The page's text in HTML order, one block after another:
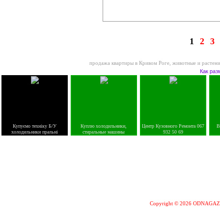
1 2 3
продажа квартиры в Кривом Роге ,животные и
Как
Купуємо техніку Б/У
холодильники пральні
Куплю холодильники,
стиральные машины
Центр Кузовного Ремонта 067
932 50 69
Copyright © 2026